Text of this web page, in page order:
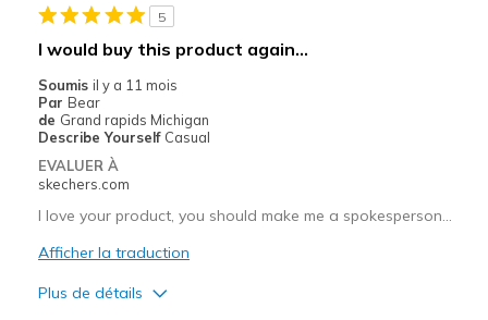
Width
Feels true to width
Sizing
Feels half size too small
5
I would buy this product again...
Soumis il y a 11 mois
Par Bear
de Grand rapids Michigan
Describe Yourself Casual
EVALUER À
skechers.com
I love your product, you should make me a spokesperson...
Afficher la traduction
Plus de détails